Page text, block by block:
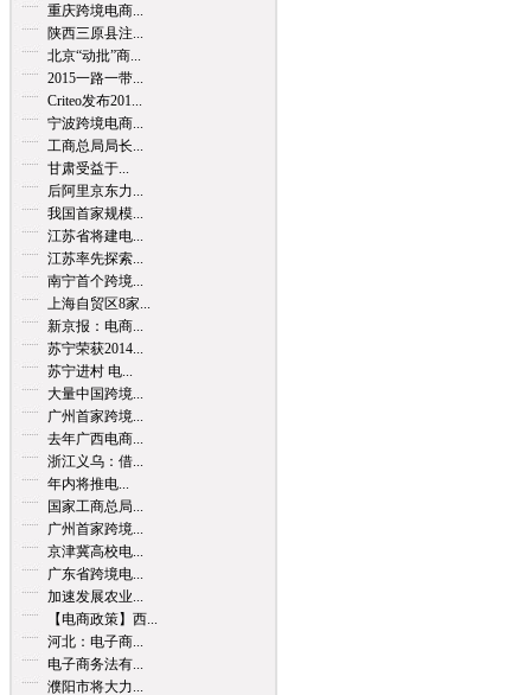
重庆跨境电商...
陕西三原县注...
北京“动批”商...
2015一路一带...
Criteo发布201...
宁波跨境电商...
工商总局局长...
甘肃受益于...
后阿里京东力...
我国首家规模...
江苏省将建电...
江苏率先探索...
南宁首个跨境...
上海自贸区8家...
新京报：电商...
苏宁荣获2014...
苏宁进村 电...
大量中国跨境...
广州首家跨境...
去年广西电商...
浙江义乌：借...
年内将推电...
国家工商总局...
广州首家跨境...
京津冀高校电...
广东省跨境电...
加速发展农业...
【电商政策】西...
河北：电子商...
电子商务法有...
濮阳市将大力...